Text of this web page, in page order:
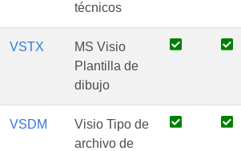
técnicos
VSTX
MS Visio
Plantilla de
dibujo
VSDM
Visio Tipo de
archivo de